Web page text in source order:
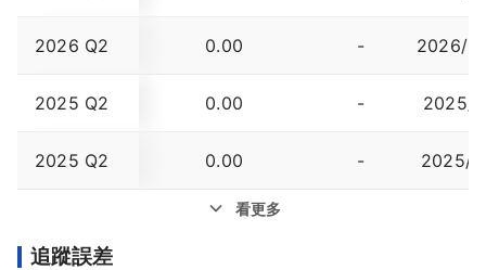
2026 Q2 0.00 - 2026/
2025 Q2 0.00 - 2025/
2025 Q2 0.00 - 2025/
看更多
追蹤誤差